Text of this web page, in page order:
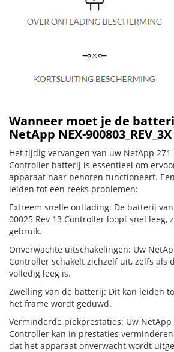
Wanneer moet je de
NetApp NEX-
Het tijdig vervangen van uw NetApp
Controller batterij is essentieel om
apparaat naar behoren functioneert.
leiden tot een reeks problemen:
Extreem snelle ontlading: De batterij
00025 Rev 13 Controller loopt snel leeg,
gebruik.
Onverwachte uitschakelingen: Uw
Controller schakelt zichzelf uit, zelfs als
volledig leeg is.
Zwelling van de batterij: Dit kan leiden
het frame wordt geduwd.
Verminderde piekprestaties: Uw NetApp
Controller kan in prestaties
dat het apparaat onverwacht wordt